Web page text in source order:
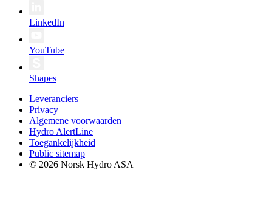
LinkedIn
YouTube
Shapes
Leveranciers
Privacy
Algemene voorwaarden
Hydro AlertLine
Toegankelijkheid
Public sitemap
© 2026 Norsk Hydro ASA